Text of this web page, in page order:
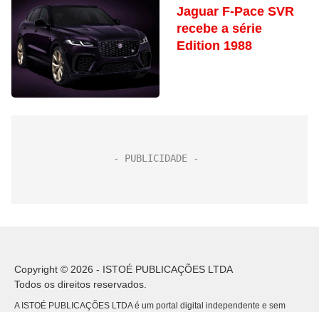
Jaguar F-Pace SVR
recebe a série
Edition 1988
Copyright © 2026 - ISTOÉ PUBLICAÇÕES LTDA
Todos os direitos reservados.
A ISTOÉ PUBLICAÇÕES LTDA é um portal digital independente e sem